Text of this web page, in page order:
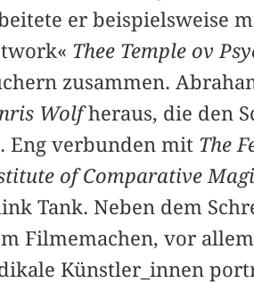
er beispielsweise
Thee Temple ov
zusammen.
Wolfheraus, die den
Eng verbunden mit The
of Comparative
Tank. Neben dem
Filmemachen, vor
Künstler_innen